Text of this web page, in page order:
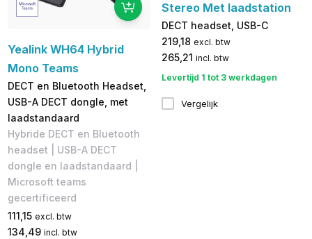
Yealink WH64 Hybrid
Mono Teams
DECT en Bluetooth Headset,
USB-A DECT dongle, met
laadstandaard
Hybride DECT en Bluetooth
headset | USB-A DECT
dongle en laadstandaard |
Microsoft teams
gecertificeerd
111,15 excl. btw
134,49 incl. btw
Stereo Met laadstation
DECT headset, USB-C
219,18 excl. btw
265,21 incl. btw
Levertijd 1 tot 3 werkdagen
Vergelijk